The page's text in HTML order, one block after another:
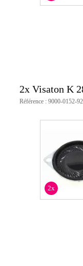
2x Visaton K
Référence : 9000-0152-
2x